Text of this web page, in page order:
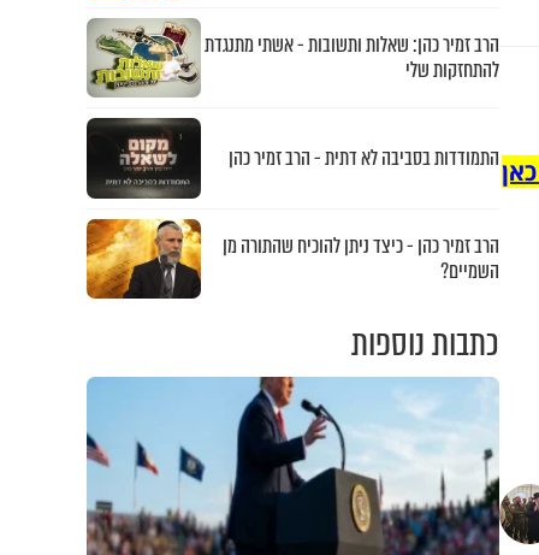
הרב זמיר כהן: שאלות ותשובות - אשתי מתנגדת
להתחזקות שלי
התמודדות בסביבה לא דתית - הרב זמיר כהן
הרב זמיר כהן - כיצד ניתן להוכיח שהתורה מן
השמיים?
כתבות נוספות